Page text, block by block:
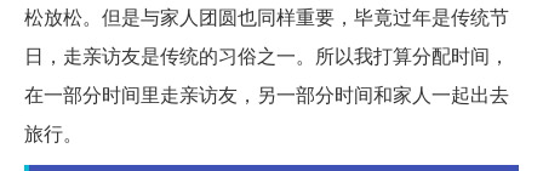
松放松。但是与家人团圆也同样重要，毕竟过年是传统节
日，走亲访友是传统的习俗之一。所以我打算分配时间，
在一部分时间里走亲访友，另一部分时间和家人一起出去
旅行。